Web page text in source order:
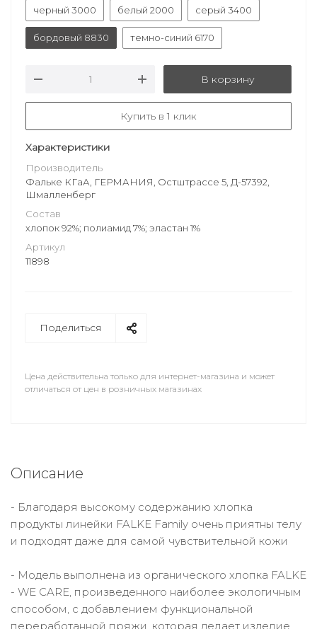
черный 3000
белый 2000 серый 3400
бордовый 8830 темно-синий 6170
В корзину
Купить в 1 клик
Характеристики
Производитель
Фальке КГаА, ГЕРМАНИЯ, Остштрассе 5, Д-57392,
Шмалленберг
Состав
хлопок 92%; полиамид 7%; эластан 1%
Артикул
11898
Поделиться
Цена действительна только для интернет-магазина и может
отличаться от цен в розничных магазинах
Описание
- Благодаря высокому содержанию хлопка
продукты линейки FALKE Family очень приятны телу
и подходят даже для самой чувствительной кожи
- Модель выполнена из органического хлопка FALKE
- WE CARE, произведенного наиболее экологичным
способом, с добавлением функциональной
переработанной пряжи, которая делает изделие